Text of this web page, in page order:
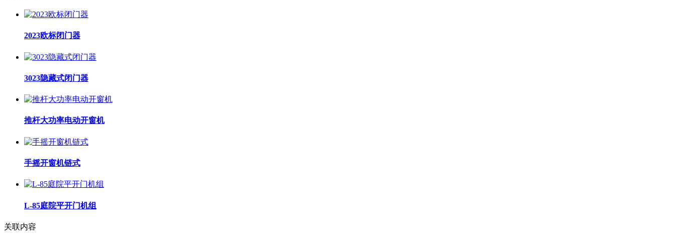
2023欧标闭门器
3023隐藏式闭门器
推杆大功率电动开窗机
手摇开窗机链式
L-85庭院平开门机组
关联内容